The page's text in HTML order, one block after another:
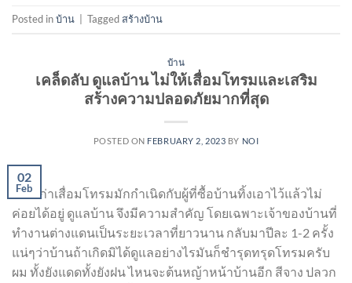
Posted inบ้าน Tagged สร้างบ้าน
บ้าน
เคล็ดลับ ดูแลบ้าน ไม่ให้เสื่อมโทรมและเสริม
สร้างความปลอดภัยมากที่สุด
POSTED ON FEBRUARY 2, 2023 BY NOI
02
Feb
บ้านเก่าเสื่อมโทรมมักกำเนิดกับผู้ที่ซื้อบ้านทิ้งเอาไว้แล้วไม่
ค่อยได้อยู่ ดูแลบ้าน จึงมีความสำคัญ โดยเฉพาะเจ้าของบ้านที่
ทำงานต่างแดนเป็นระยะเวลาที่ยาวนาน กลับมาปีละ 1-2 ครั้ง
แน่ๆว่าบ้านถ้าเกิดมิได้ดูแลอย่างไรมันก็ชำรุดทรุดโทรมครับ
ผม ทั้งยังแดดทั้งยังฝน ไหนจะต้นหญ้าหน้าบ้านอีก สีจาง ปลวก